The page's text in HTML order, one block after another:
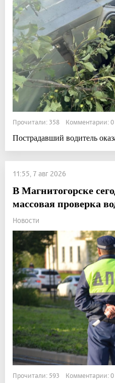
Прочитали: 358 Комментарии: 0
Пострадавший водитель
11:55, 7 авг 2026
В Магнитогорске
массовая проверка
Новости
Прочитали: 593 Комментарии: 0